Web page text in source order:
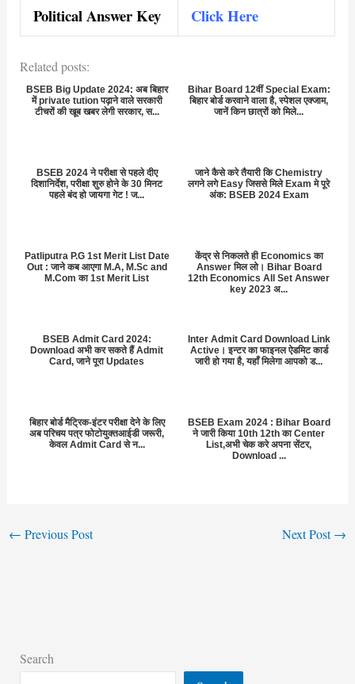
Political Answer Key
Click Here
Related posts:
BSEB Big Update 2024: अब बिहार
में private tution पढ़ाने वाले सरकारी
टीचरों की खूब खबर लेगी सरकार, स...
Bihar Board 12वीं Special Exam:
बिहार बोर्ड करवाने वाला है, स्पेशल एक्जाम,
जानें किन छात्रों को मिले...
BSEB 2024 ने परीक्षा से पहले दीए
दिशानिर्देश, परीक्षा शुरु होने के 30 मिनट
पहले बंद हो जायगा गेट ! ज...
जाने कैसे करे तैयारी कि Chemistry
लगने लगे Easy जिससे मिले Exam मे पूरे
अंक: BSEB 2024 Exam
Patliputra P.G 1st Merit List Date
Out : जाने कब आएगा M.A, M.Sc and
M.Com का 1st Merit List
केंद्र से निकलते ही Economics का
Answer मिल लो। Bihar Board
12th Economics All Set Answer
key 2023 अ...
BSEB Admit Card 2024:
Download अभी कर सकते हैं Admit
Card, जाने पूरा Updates
Inter Admit Card Download Link
Active। इन्टर का फाइनल ऐडमिट कार्ड
जारी हो गया है, यहाँ मिलेगा आपको ड...
बिहार बोर्ड मैट्रिक-इंटर परीक्षा देने के लिए
अब परिचय पत्र फोटोयुक्तआईडी जरूरी,
केवल Admit Card से न...
BSEB Exam 2024 : Bihar Board
ने जारी किया 10th 12th का Center
List,अभी चेक करे अपना सेंटर,
Download ...
← Previous Post Next Post→
Search